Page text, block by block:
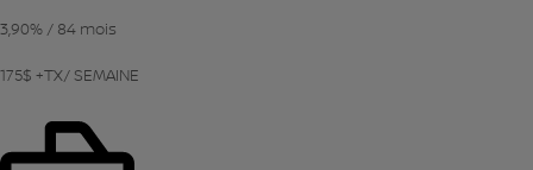
3,90%/ 84 mois
175$ +TX/ SEMAINE